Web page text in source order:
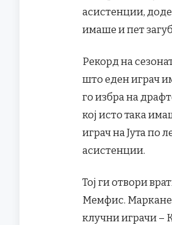
асистенции,
имаше и пет
Рекорд на
што еден играч
го избра на
кој исто така
играч на Јута по
асистенции.
Тој ги отвори
Мемфис.
клучни играчи –